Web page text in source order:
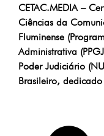
CETAC.MEDIA –
Ciências da
Fluminense
Administrativa
Poder Judiciário
Brasileiro,